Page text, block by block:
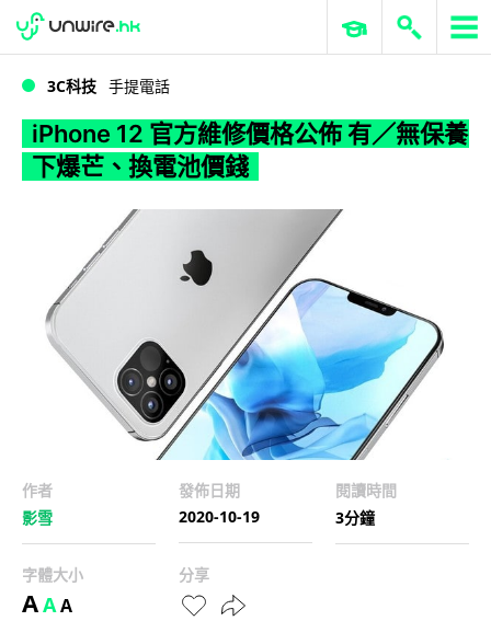
WWDC 2026 ERP 與商業 AI
3C科技 手提電話
iPhone 12 官方維修價格公佈 有／無保養
下爆芒、換電池價錢
作者
影雪
發佈日期
2020-10-19
閱讀時間
3分鐘
字體大小
AAA
分享